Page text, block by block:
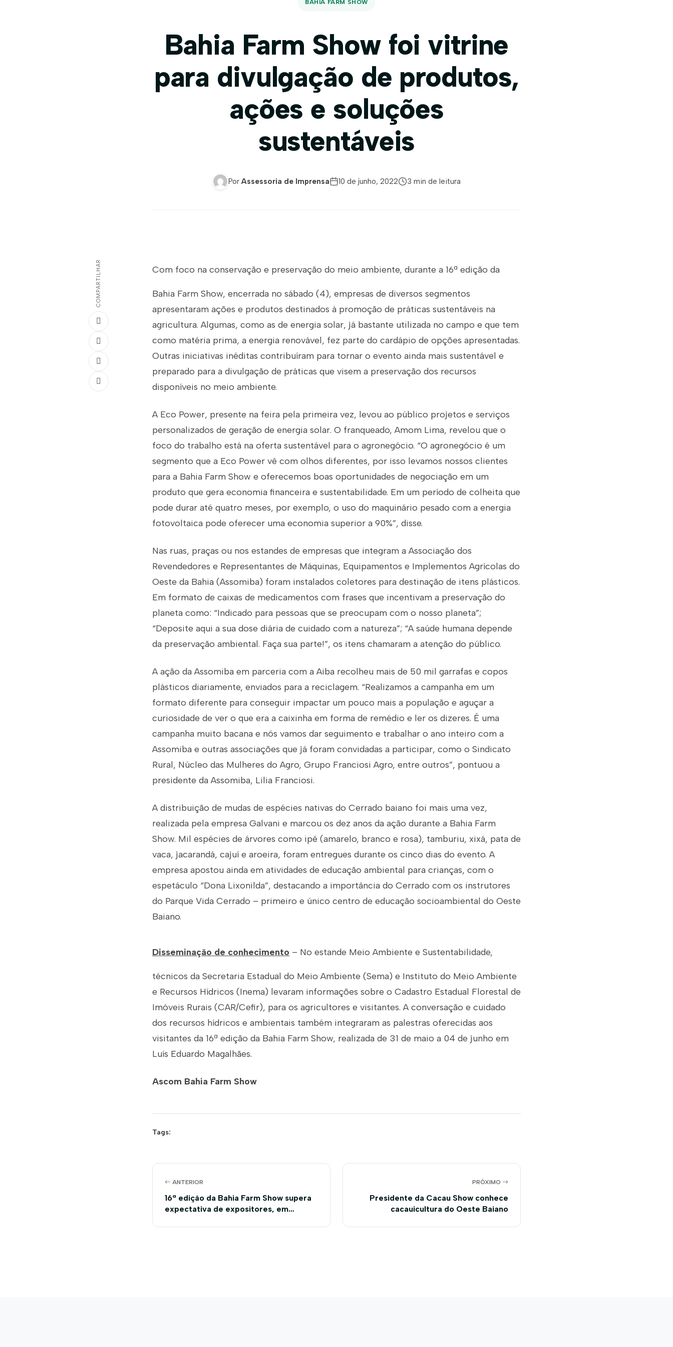
BAHIA FARM SHOW
Bahia Farm Show foi vitrine
para divulgação de produtos,
ações e soluções
sustentáveis
Por Assessoria de Imprensa 10 de junho, 2022 3 min de leitura
COMPARTILHAR Com foco na conservação e preservação do meio ambiente, durante a 16ª edição da
Bahia Farm Show, encerrada no sábado (4), empresas de diversos segmentos
apresentaram ações e produtos destinados à promoção de práticas sustentáveis na
agricultura. Algumas, como as de energia solar, já bastante utilizada no campo e que tem
como matéria prima, a energia renovável, fez parte do cardápio de opções apresentadas.
Outras iniciativas inéditas contribuíram para tornar o evento ainda mais sustentável e
preparado para a divulgação de práticas que visem a preservação dos recursos
disponíveis no meio ambiente.
A Eco Power, presente na feira pela primeira vez, levou ao público projetos e serviços
personalizados de geração de energia solar. O franqueado, Amom Lima, revelou que o
foco do trabalho está na oferta sustentável para o agronegócio. “O agronegócio é um
segmento que a Eco Power vê com olhos diferentes, por isso levamos nossos clientes
para a Bahia Farm Show e oferecemos boas oportunidades de negociação em um
produto que gera economia financeira e sustentabilidade. Em um período de colheita que
pode durar até quatro meses, por exemplo, o uso do maquinário pesado com a energia
fotovoltaica pode oferecer uma economia superior a 90%”, disse.
Nas ruas, praças ou nos estandes de empresas que integram a Associação dos
Revendedores e Representantes de Máquinas, Equipamentos e Implementos Agrícolas do
Oeste da Bahia (Assomiba) foram instalados coletores para destinação de itens plásticos.
Em formato de caixas de medicamentos com frases que incentivam a preservação do
planeta como: “Indicado para pessoas que se preocupam com o nosso planeta”;
“Deposite aqui a sua dose diária de cuidado com a natureza”; “A saúde humana depende
da preservação ambiental. Faça sua parte!”, os itens chamaram a atenção do público.
A ação da Assomiba em parceria com a Aiba recolheu mais de 50 mil garrafas e copos
plásticos diariamente, enviados para a reciclagem. “Realizamos a campanha em um
formato diferente para conseguir impactar um pouco mais a população e aguçar a
curiosidade de ver o que era a caixinha em forma de remédio e ler os dizeres. É uma
campanha muito bacana e nós vamos dar seguimento e trabalhar o ano inteiro com a
Assomiba e outras associações que já foram convidadas a participar, como o Sindicato
Rural, Núcleo das Mulheres do Agro, Grupo Franciosi Agro, entre outros”, pontuou a
presidente da Assomiba, Lilia Franciosi.
A distribuição de mudas de espécies nativas do Cerrado baiano foi mais uma vez,
realizada pela empresa Galvani e marcou os dez anos da ação durante a Bahia Farm
Show. Mil espécies de árvores como ipê (amarelo, branco e rosa), tamburiu, xixá, pata de
vaca, jacarandá, cajuí e aroeira, foram entregues durante os cinco dias do evento. A
empresa apostou ainda em atividades de educação ambiental para crianças, com o
espetáculo “Dona Lixonilda”, destacando a importância do Cerrado com os instrutores
do Parque Vida Cerrado – primeiro e único centro de educação socioambiental do Oeste
Baiano.
Disseminação de conhecimento – No estande Meio Ambiente e Sustentabilidade,
técnicos da Secretaria Estadual do Meio Ambiente (Sema) e Instituto do Meio Ambiente
e Recursos Hídricos (Inema) levaram informações sobre o Cadastro Estadual Florestal de
Imóveis Rurais (CAR/Cefir), para os agricultores e visitantes. A conversação e cuidado
dos recursos hídricos e ambientais também integraram as palestras oferecidas aos
visitantes da 16ª edição da Bahia Farm Show, realizada de 31 de maio a 04 de junho em
Luís Eduardo Magalhães.
Ascom Bahia Farm Show
Tags:
ANTERIOR
16ª edição da Bahia Farm Show supera
expectativa de expositores, em
PRÓXIMO
Presidente da Cacau Show conhece
cacauicultura do Oeste Baiano